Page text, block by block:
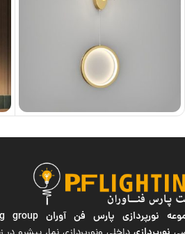
نورپردازی پارس فن آوران group